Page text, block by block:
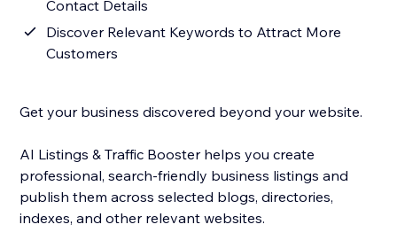
Contact Details
Discover Relevant Keywords to Attract More
Customers
Get your business discovered beyond your website.
AI Listings & Traffic Booster helps you create
professional, search-friendly business listings and
publish them across selected blogs, directories,
indexes, and other relevant websites.